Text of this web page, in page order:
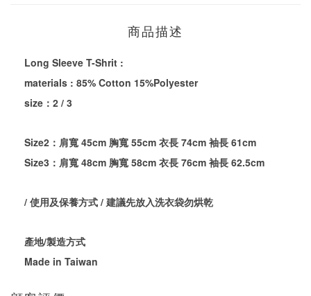
商品描述
Long Sleeve T-Shrit :
materials : 85% Cotton 15%Polyester
size：2 / 3
Size2：肩寬 45cm 胸寬 55cm 衣長 74cm 袖長 61cm
Size3：肩寬 48cm 胸寬 58cm 衣長 76cm 袖長 62.5cm
/ 使用及保養方式 / 建議先放入洗衣袋勿烘乾
產地/製造方式
Made in Taiwan